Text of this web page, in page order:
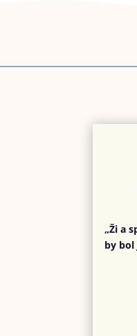
„Ži a
by bol